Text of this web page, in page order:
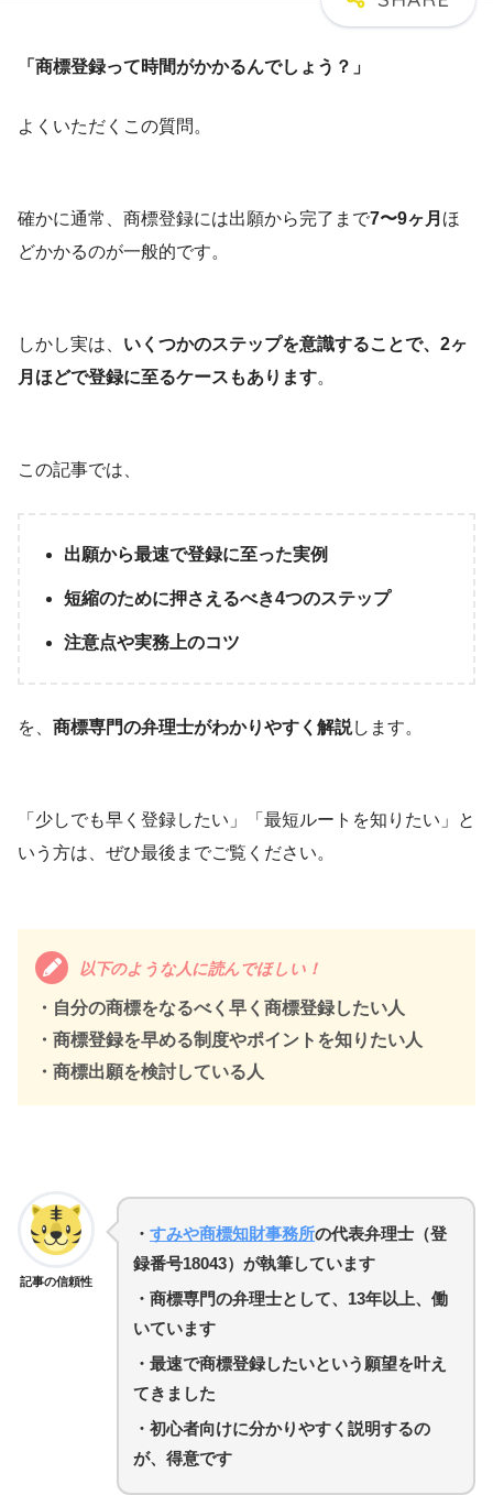
「商標登録って時間がかかるんでしょう？」
よくいただくこの質問。
確かに通常、商標登録には出願から完了まで7〜9ヶ月 ほ
どかかるのが一般的です。
しかし実は、 いくつかのステップを意識することで、2ヶ
月ほどで登録に至るケースもあります。
この記事では、
出願から最速で登録に至った実例
短縮のために押さえるべき4つのステップ
注意点や実務上のコツ
を、 商標専門の弁理士がわかりやすく解説します。
「少しでも早く登録したい」「最短ルートを知りたい」と
いう方は、ぜひ最後までご覧ください。
以下のような人に読んでほしい！
・自分の商標をなるべく早く商標登録したい人
・商標登録を早める制度やポイントを知りたい人
・商標出願を検討している人
記事の信頼性
・ すみや商標知財事務所の代表弁理士（登
録番号18043）が執筆しています
・商標専門の弁理士として、13年以上、働
いています
・ 最速で商標登録したいという願望を叶え
てきました
・初心者向けに分かりやすく説明するの
が、得意です